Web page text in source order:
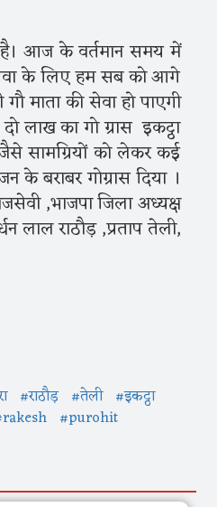
आज के वर्तमान समय में
सेवा के लिए हम सब को आगे
माता की सेवा हो पाएगी
लाख का गो ग्रास इकट्ठा
सामग्रियों को लेकर कई
के बराबर गोग्रास दिया ।
,भाजपा जिला अध्यक्ष
लाल राठौड़ ,प्रताप तेली,
#राठौड़ #तेली #इकट्ठा
#purohit